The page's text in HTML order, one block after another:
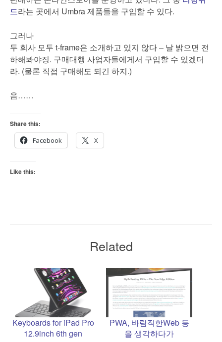
드라는 곳에서 Umbra 제품들을 구입할 수 있다.
그러나
두 회사 모두 t-frame은 소개하고 있지 않다 – 날 밝으면 전
하해봐야징. 구매대행 사업자들에게서 구입할 수 있겠더
라. (물론 직접 구매해도 되긴 하지.)
음……
Share this:
Facebook
X
Like this:
Related
Keyboards for iPad Pro
12.9inch 6th gen
PWA, 바람직한Web 등
을 생각하다가